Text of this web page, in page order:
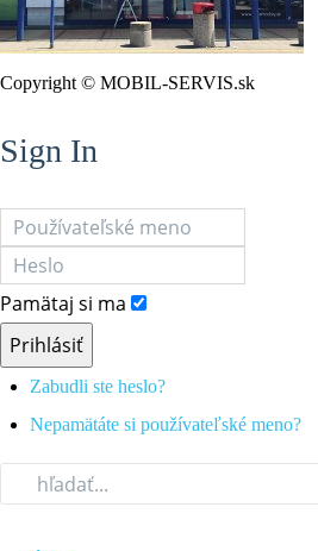
Copyright © MOBIL-SERVIS.sk
Sign In
Pamätaj si ma
Prihlásiť
Zabudli ste heslo?
Nepamätáte si používateľské meno?